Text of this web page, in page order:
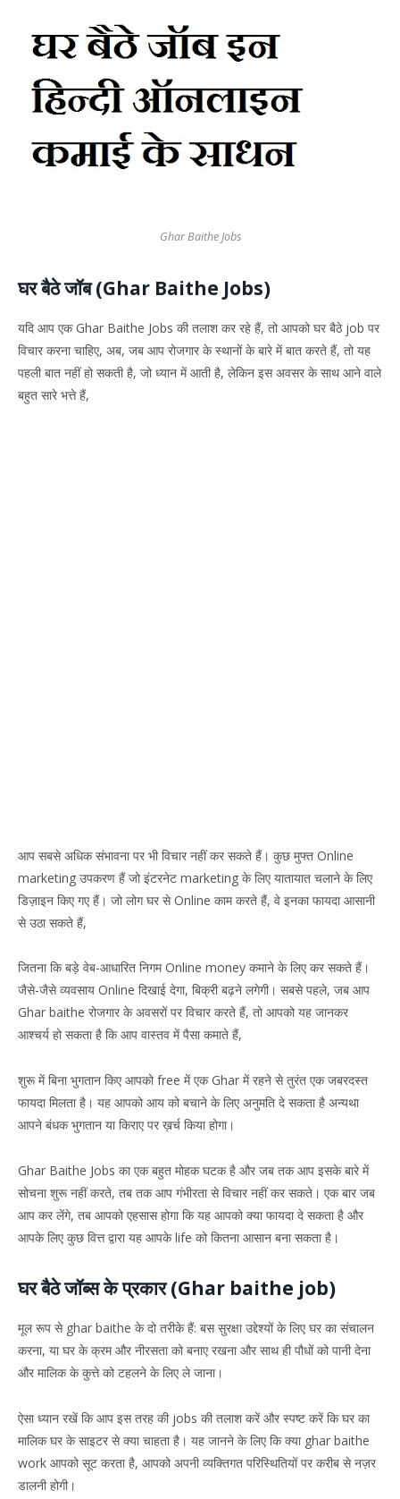
Ghar Baithe Jobs
घर बैठे जॉब (Ghar Baithe Jobs)
यदि आप एक Ghar Baithe Jobs की तलाश कर रहे हैं, तो आपको घर बैठे job पर
विचार करना चाहिए, अब, जब आप रोजगार के स्थानों के बारे में बात करते हैं, तो यह
पहली बात नहीं हो सकती है, जो ध्यान में आती है, लेकिन इस अवसर के साथ आने वाले
बहुत सारे भत्ते हैं,
आप सबसे अधिक संभावना पर भी विचार नहीं कर सकते हैं। कुछ मुफ्त Online
marketing उपकरण हैं जो इंटरनेट marketing के लिए यातायात चलाने के लिए
डिज़ाइन किए गए हैं। जो लोग घर से Online काम करते हैं, वे इनका फायदा आसानी
से उठा सकते हैं,
जितना कि बड़े वेब-आधारित निगम Online money कमाने के लिए कर सकते हैं।
जैसे-जैसे व्यवसाय Online दिखाई देगा, बिक्री बढ़ने लगेगी। सबसे पहले, जब आप
Ghar baithe रोजगार के अवसरों पर विचार करते हैं, तो आपको यह जानकर
आश्चर्य हो सकता है कि आप वास्तव में पैसा कमाते हैं,
शुरू में बिना भुगतान किए आपको free में एक Ghar में रहने से तुरंत एक जबरदस्त
फायदा मिलता है। यह आपको आय को बचाने के लिए अनुमति दे सकता है अन्यथा
आपने बंधक भुगतान या किराए पर ख़र्च किया होगा।
Ghar Baithe Jobs का एक बहुत मोहक घटक है और जब तक आप इसके बारे में
सोचना शुरू नहीं करते, तब तक आप गंभीरता से विचार नहीं कर सकते। एक बार जब
आप कर लेंगे, तब आपको एहसास होगा कि यह आपको क्या फायदा दे सकता है और
आपके लिए कुछ वित्त द्वारा यह आपके life को कितना आसान बना सकता है।
घर बैठे जॉब्स के प्रकार (Ghar baithe job)
मूल रूप से ghar baithe के दो तरीके हैं: बस सुरक्षा उद्देश्यों के लिए घर का संचालन
करना, या घर के क्रम और नीरसता को बनाए रखना और साथ ही पौधों को पानी देना
और मालिक के कुत्ते को टहलने के लिए ले जाना।
ऐसा ध्यान रखें कि आप इस तरह की jobs की तलाश करें और स्पष्ट करें कि घर का
मालिक घर के साइटर से क्या चाहता है। यह जानने के लिए कि क्या ghar baithe
work आपको सूट करता है, आपको अपनी व्यक्तिगत परिस्थितियों पर करीब से नज़र
डालनी होगी।